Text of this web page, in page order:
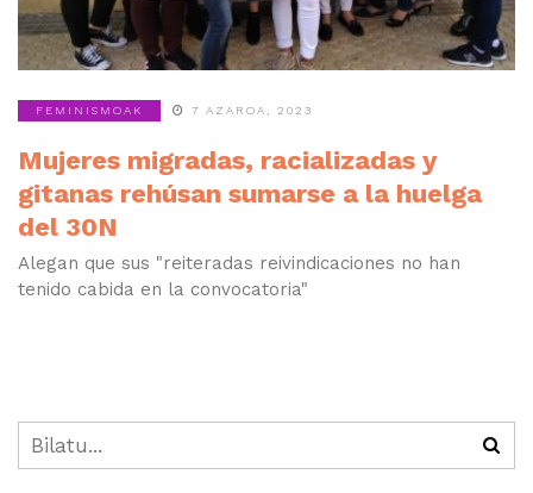
FEMINISMOAK 7 AZAROA, 2023
Mujeres migradas, racializadas y
gitanas rehúsan sumarse a la huelga
del 30N
Alegan que sus "reiteradas reivindicaciones no han
tenido cabida en la convocatoria"